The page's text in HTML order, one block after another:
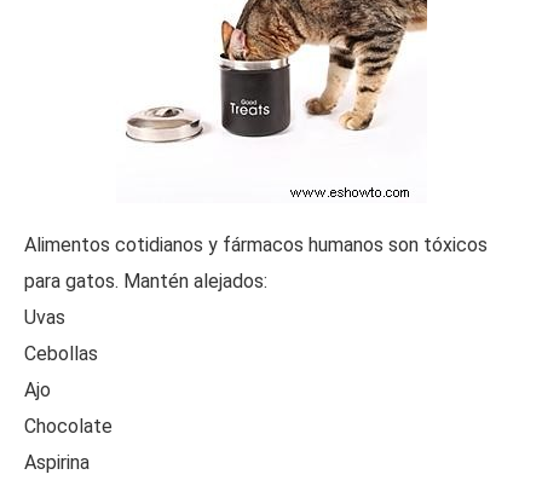
Alimentos cotidianos y fármacos humanos son tóxicos
para gatos. Mantén alejados:
Uvas
Cebollas
Ajo
Chocolate
Aspirina